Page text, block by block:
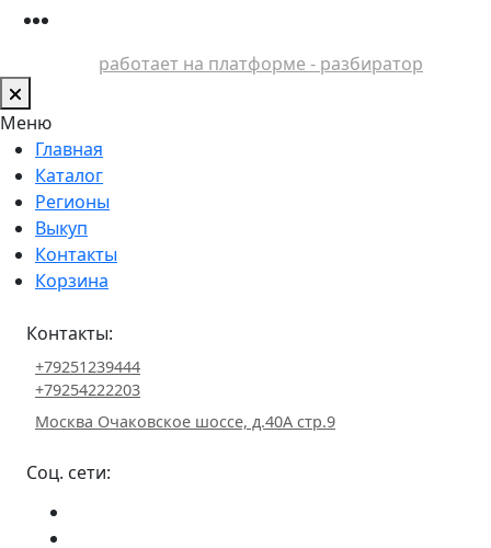
работает на платформе - разбиратор
Меню
Главная
Каталог
Регионы
Выкуп
Контакты
Корзина
Контакты:
+79251239444
+79254222203
Москва Очаковское шоссе, д.40А стр.9
Соц. сети: